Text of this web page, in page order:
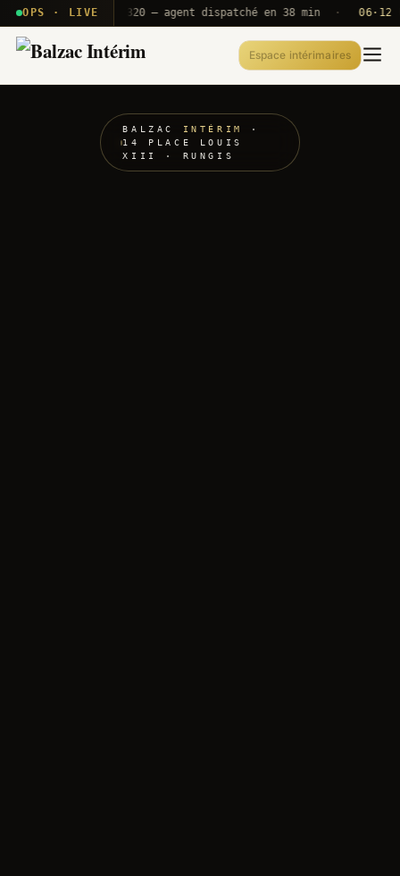
OPS · LIVE
T2E · B71 Push A320 — agent dispatché en 38 min · 06·12 UTC
Espace intérimaires
BALZAC INTÉRIM
·
14 PLACE LOUIS
XIII · RUNGIS